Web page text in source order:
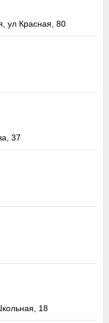
ул Красная, 80
37
18